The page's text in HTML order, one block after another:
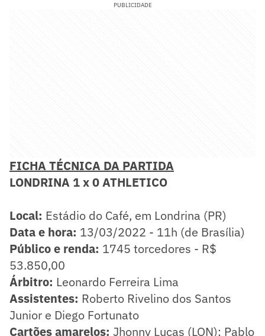
PUBLICIDADE
FICHA TÉCNICA DA PARTIDA
​LONDRINA 1 x 0 ATHLETICO
Local: Estádio do Café, em Londrina (PR)
Data e hora: 13/03/2022 - 11h (de Brasília)
Público e renda: 1745 torcedores - R$
53.850,00
Árbitro: Leonardo Ferreira Lima
Assistentes: Roberto Rivelino dos Santos
Junior e Diego Fortunato
Cartões amarelos: Jhonny Lucas (LON); Pablo